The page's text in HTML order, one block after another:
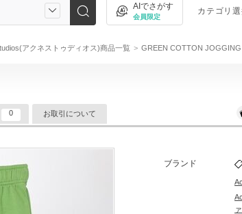
AIでさがす
会員限定
カテゴリ選
アクネストゥディオス)商品一覧 GREEN COTTON
0 お取引について
ブランド